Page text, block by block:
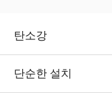
탄소강
단순한 설치